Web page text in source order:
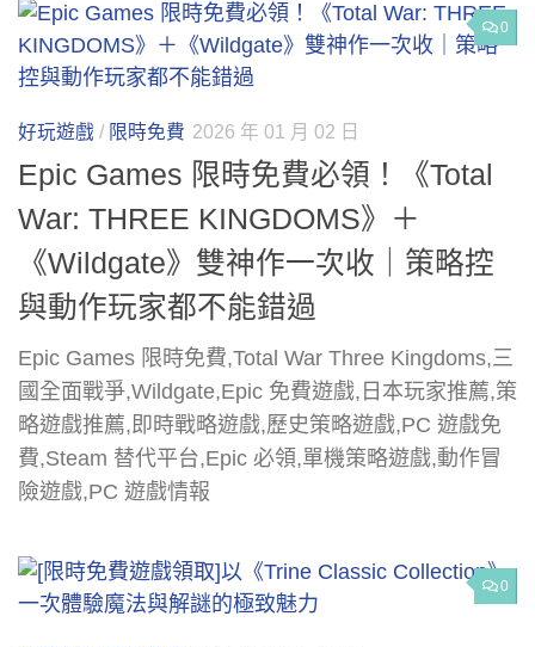
0
好玩遊戲 / 限時免費 2026 年 01 月 02 日
Epic Games 限時免費必領！《Total
War: THREE KINGDOMS》＋
《Wildgate》雙神作一次收｜策略控
與動作玩家都不能錯過
Epic Games 限時免費,Total War Three Kingdoms,三
國全面戰爭,Wildgate,Epic 免費遊戲,日本玩家推薦,策
略遊戲推薦,即時戰略遊戲,歷史策略遊戲,PC 遊戲免
費,Steam 替代平台,Epic 必領,單機策略遊戲,動作冒
險遊戲,PC 遊戲情報
0